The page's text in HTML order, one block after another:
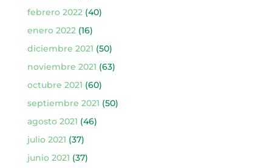
febrero 2022 (40)
enero 2022 (16)
diciembre 2021 (50)
noviembre 2021 (63)
octubre 2021 (60)
septiembre 2021 (50)
agosto 2021 (46)
julio 2021 (37)
junio 2021 (37)